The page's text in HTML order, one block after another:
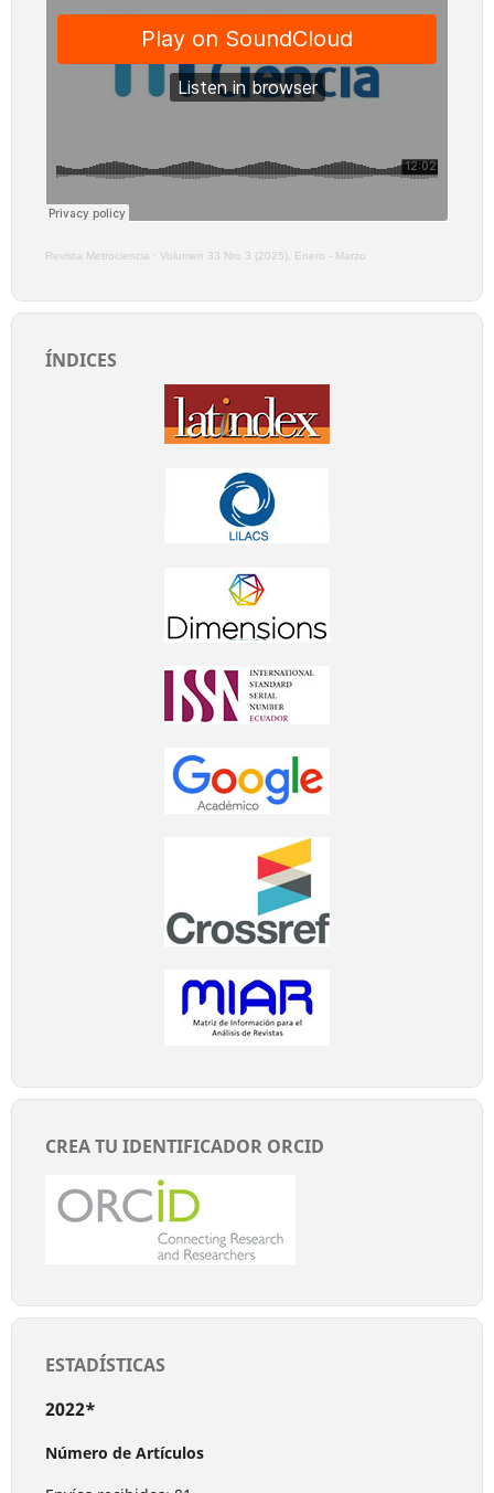
Revista Metrociencia · Volumen 33 Nro 3 (2025), Enero - Marzo
ÍNDICES
CREA TU IDENTIFICADOR ORCID
ESTADÍSTICAS
2022*
Número de Artículos